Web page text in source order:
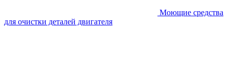
Моющие средства
для очистки деталей двигателя